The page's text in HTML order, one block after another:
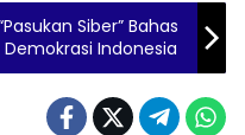
Siber” Bahas
Indonesia